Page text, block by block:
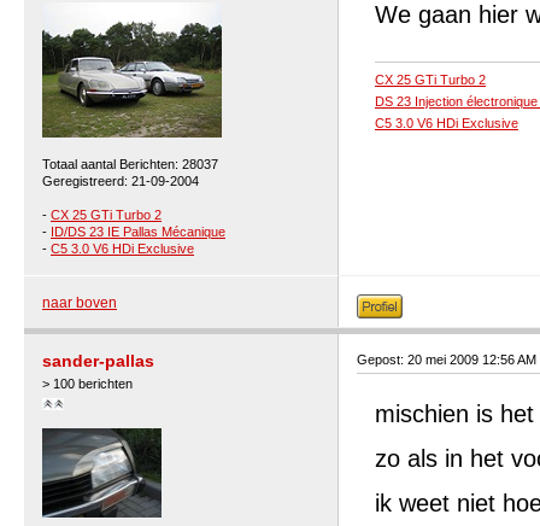
Totaal aantal Berichten: 28037
Geregistreerd: 21-09-2004
- CX 25 GTi Turbo 2
- ID/DS 23 IE Pallas Mécanique
- C5 3.0 V6 HDi Exclusive
We gaan hier
CX 25 GTi Turbo 2
DS 23 Injection
C5 3.0 V6 HDi Exclusive
naar boven
sander-pallas
> 100 berichten
Gepost: 20 mei 2009 12:56 AM
mischien is
zo als in het
ik weet niet